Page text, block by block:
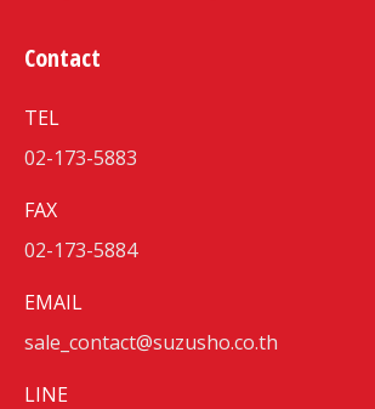
Contact
TEL
02-173-5883
FAX
02-173-5884
EMAIL
sale_contact@suzusho.co.th
LINE